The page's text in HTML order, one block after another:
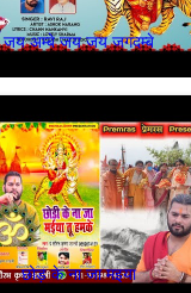
जय अम्बे जय जय जगदम्बे
छोड़ के ना जा मइया